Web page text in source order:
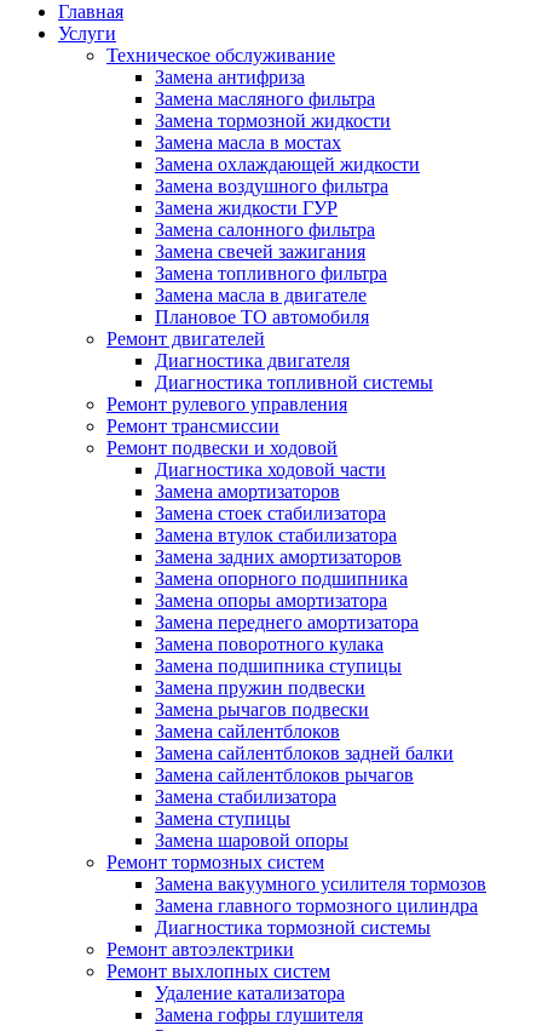
Главная
Услуги
Техническое обслуживание
Замена антифриза
Замена масляного фильтра
Замена тормозной жидкости
Замена масла в мостах
Замена охлаждающей жидкости
Замена воздушного фильтра
Замена жидкости ГУР
Замена салонного фильтра
Замена свечей зажигания
Замена топливного фильтра
Замена масла в двигателе
Плановое ТО автомобиля
Ремонт двигателей
Диагностика двигателя
Диагностика топливной системы
Ремонт рулевого управления
Ремонт трансмиссии
Ремонт подвески и ходовой
Диагностика ходовой части
Замена амортизаторов
Замена стоек стабилизатора
Замена втулок стабилизатора
Замена задних амортизаторов
Замена опорного подшипника
Замена опоры амортизатора
Замена переднего амортизатора
Замена поворотного кулака
Замена подшипника ступицы
Замена пружин подвески
Замена рычагов подвески
Замена сайлентблоков
Замена сайлентблоков задней балки
Замена сайлентблоков рычагов
Замена стабилизатора
Замена ступицы
Замена шаровой опоры
Ремонт тормозных систем
Замена вакуумного усилителя тормозов
Замена главного тормозного цилиндра
Диагностика тормозной системы
Ремонт автоэлектрики
Ремонт выхлопных систем
Удаление катализатора
Замена гофры глушителя